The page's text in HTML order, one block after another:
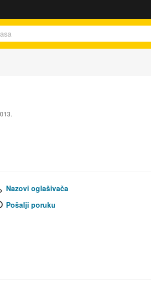
Nazovi oglašivača
Pošalji poruku